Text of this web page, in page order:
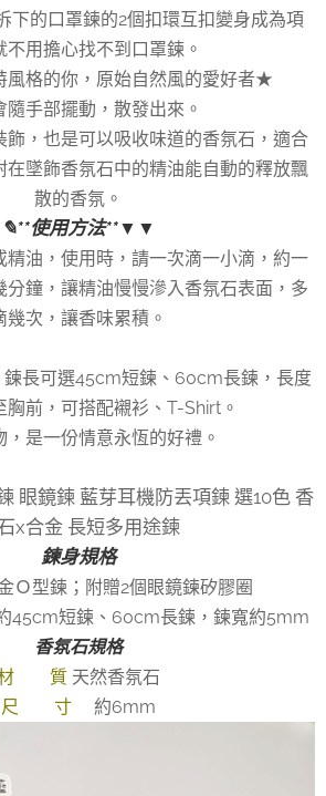
下的口罩鍊的2個扣環互扣變身成為項
不用擔心找不到口罩鍊。
格的你，原始自然風的愛好者★
隨手部擺動，散發出來。
飾，也是可以吸收味道的香氛石，適合
墜飾香氛石中的精油能自動的釋放飄
散的香氛。
✎**使用方法**▼▼
精油，使用時，請一次滴一小滴，約一
分鐘，讓精油慢慢滲入香氛石表面，多
幾次，讓香味累積。
長可選45cm短鍊、60cm長鍊，長度
胸前，可搭配襯衫、T-Shirt。
，是一份情意永恆的好禮。
眼鏡鍊 藍芽耳機防丟項鍊 選10色 香
x合金 長短多用途鍊
鍊身規格
Ｏ型鍊；附贈2個眼鏡鍊矽膠圈
45cm短鍊、60cm長鍊，鍊寬約5mm
香氛石規格
質 天然香氛石
尺 寸
約6mm